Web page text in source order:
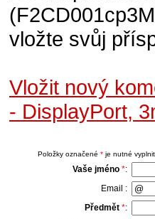
vložte svůj
Vložit nový
- DisplayPort,
Položky označené *je nutné
Vaše jméno *:
Email :
Předmět *: